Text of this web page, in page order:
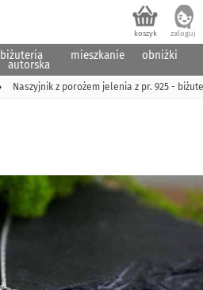
biżuteria
autorska
mieszkanie obniżki
Naszyjnik z porożem jelenia z pr. 925 -